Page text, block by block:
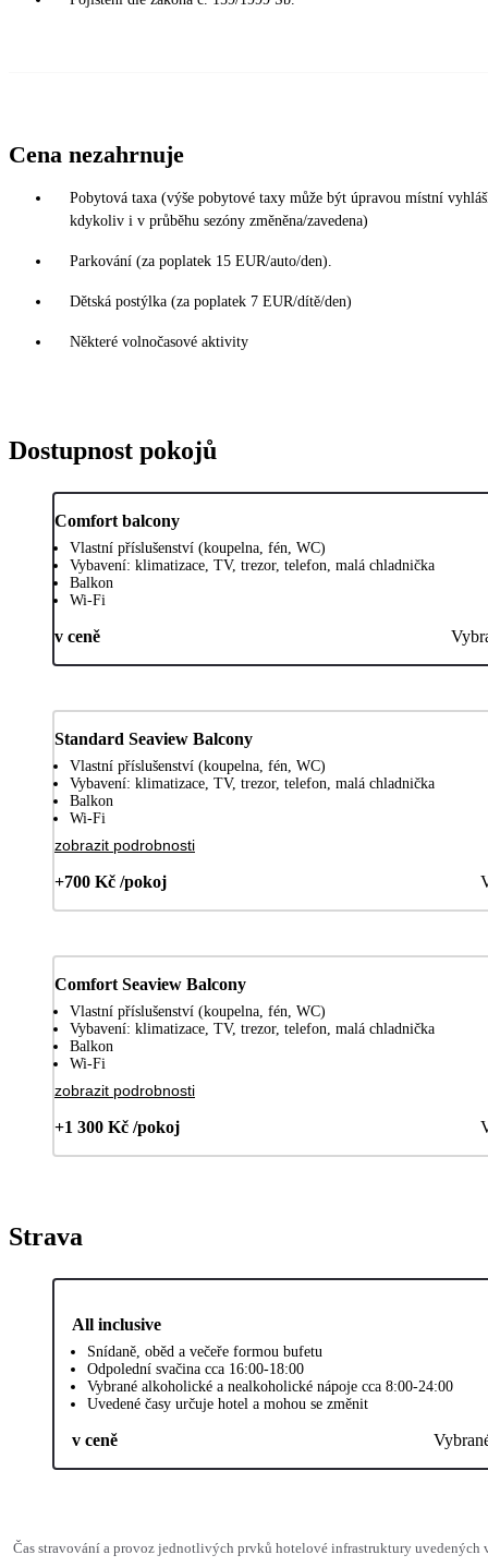
Cena nezahrnuje
Pobytová taxa (výše pobytové taxy může být úpravou místní
kdykoliv i v průběhu sezóny změněna/zavedena)
Parkování (za poplatek 15 EUR/auto/den).
Dětská postýlka (za poplatek 7 EUR/dítě/den)
Některé volnočasové aktivity
Dostupnost pokojů
Comfort balcony
Vlastní příslušenství (koupelna, fén, WC)
Vybavení: klimatizace, TV, trezor, telefon, malá chladnička
Balkon
Wi-Fi
v ceně
Standard Seaview Balcony
Vlastní příslušenství (koupelna, fén, WC)
Vybavení: klimatizace, TV, trezor, telefon, malá chladnička
Balkon
Wi-Fi
zobrazit podrobnosti
+700 Kč /pokoj
Comfort Seaview Balcony
Vlastní příslušenství (koupelna, fén, WC)
Vybavení: klimatizace, TV, trezor, telefon, malá chladnička
Balkon
Wi-Fi
zobrazit podrobnosti
+1 300 Kč /pokoj
Strava
All inclusive
Snídaně, oběd a večeře formou bufetu
Odpolední svačina cca 16:00-18:00
Vybrané alkoholické a nealkoholické nápoje cca 8:00-24:00
Uvedené časy určuje hotel a mohou se změnit
v ceně
Čas stravování a provoz jednotlivých prvků hotelové infrastruktury uvedených